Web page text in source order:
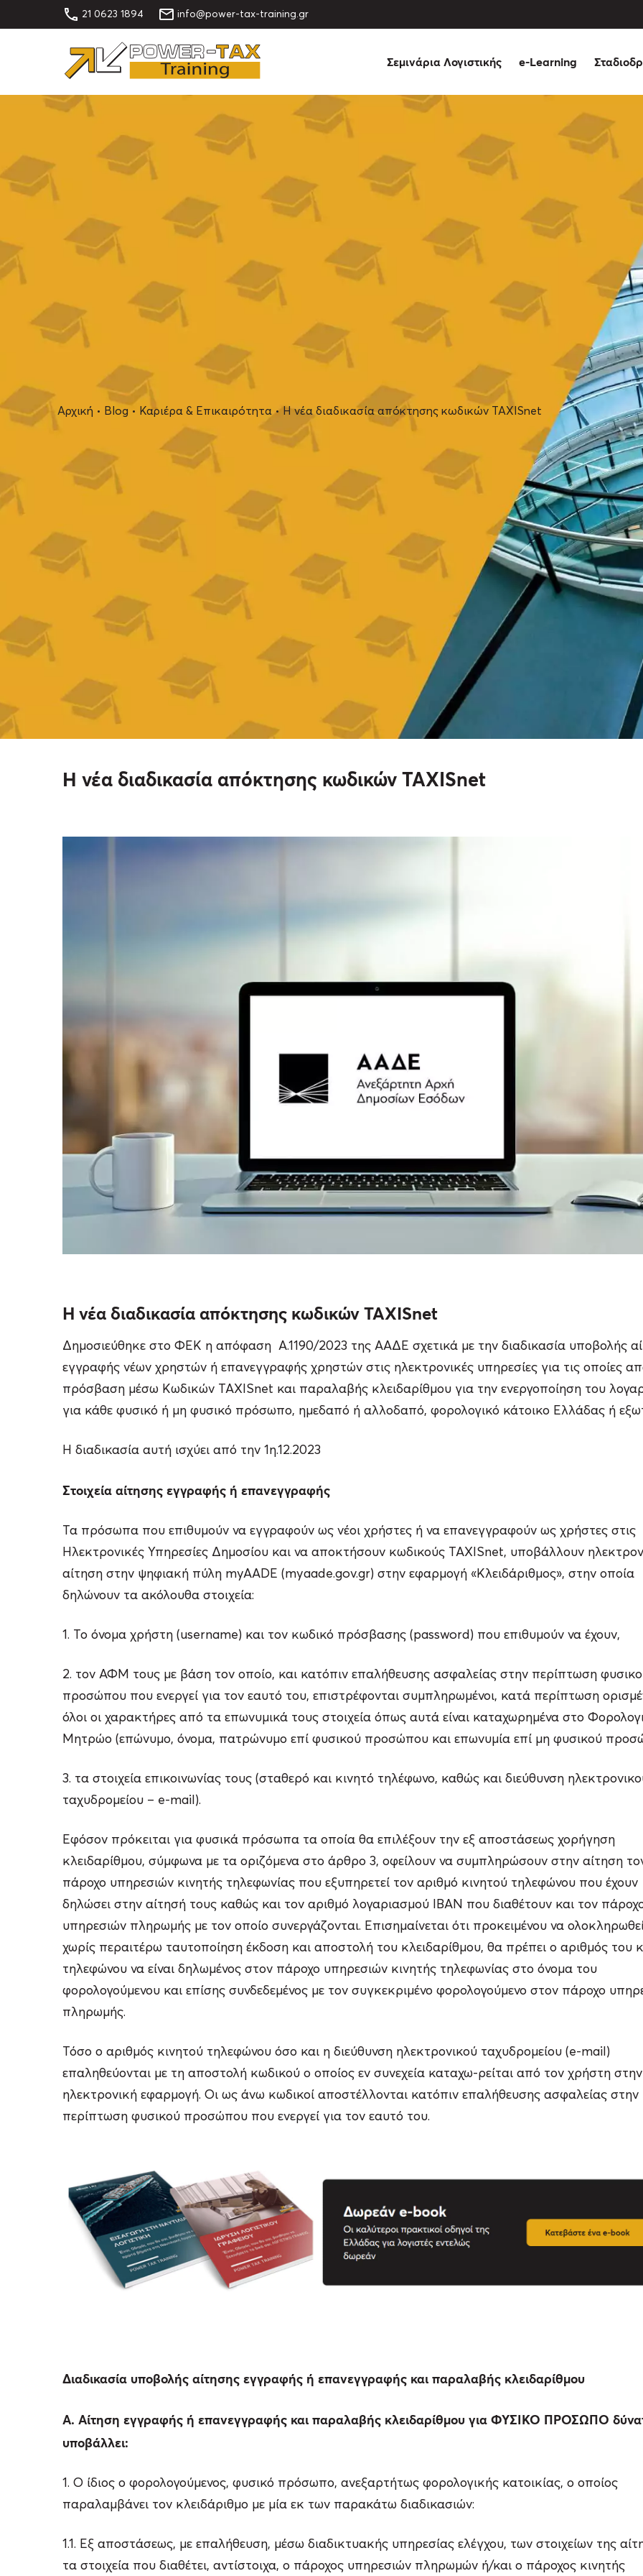
21 0623 1894 info@power-tax-training.gr
Σεμινάρια Λογιστικής e-Learning
Αρχική • Blog • Καριέρα & Επικαιρότητα • Η νέα διαδικασία απόκτησης κωδικών TAXISnet
Η νέα διαδικασία απόκτησης κωδικών TAXISnet
Η νέα διαδικασία απόκτησης κωδικών TAXISnet
Δημοσιεύθηκε στο ΦΕΚ η απόφαση Α.1190/2023 της ΑΑΔΕ σχετικά με την διαδικασία υποβολής
εγγραφής νέων χρηστών ή επανεγγραφής χρηστών στις ηλεκτρονικές υπηρεσίες για τις οποίες
πρόσβαση μέσω Κωδικών TAXISnet και παραλαβής κλειδαρίθμου για την ενεργοποίηση του
για κάθε φυσικό ή μη φυσικό πρόσωπο, ημεδαπό ή αλλοδαπό, φορολογικό κάτοικο Ελλάδας ή
Η διαδικασία αυτή ισχύει από την 1η.12.2023
Στοιχεία αίτησης εγγραφής ή επανεγγραφής
Τα πρόσωπα που επιθυμούν να εγγραφούν ως νέοι χρήστες ή να επανεγγραφούν ως χρήστες στις
Ηλεκτρονικές Υπηρεσίες Δημοσίου και να αποκτήσουν κωδικούς TAXISnet, υποβάλλουν
αίτηση στην ψηφιακή πύλη myAADE (myaade.gov.gr) στην εφαρμογή «Κλειδάριθμος», στην οποία
δηλώνουν τα ακόλουθα στοιχεία:
1. Το όνομα χρήστη (username) και τον κωδικό πρόσβασης (password) που επιθυμούν να έχουν,
2. τον ΑΦΜ τους με βάση τον οποίο, και κατόπιν επαλήθευσης ασφαλείας στην περίπτωση
προσώπου που ενεργεί για τον εαυτό του, επιστρέφονται συμπληρωμένοι, κατά περίπτωση
όλοι οι χαρακτήρες από τα επωνυμικά τους στοιχεία όπως αυτά είναι καταχωρημένα στο
Μητρώο (επώνυμο, όνομα, πατρώνυμο επί φυσικού προσώπου και επωνυμία επί μη φυσικού
3. τα στοιχεία επικοινωνίας τους (σταθερό και κινητό τηλέφωνο, καθώς και διεύθυνση
ταχυδρομείου – e-mail).
Εφόσον πρόκειται για φυσικά πρόσωπα τα οποία θα επιλέξουν την εξ αποστάσεως χορήγηση
κλειδαρίθμου, σύμφωνα με τα οριζόμενα στο άρθρο 3, οφείλουν να συμπληρώσουν στην αίτηση
πάροχο υπηρεσιών κινητής τηλεφωνίας που εξυπηρετεί τον αριθμό κινητού τηλεφώνου που έχουν
δηλώσει στην αίτησή τους καθώς και τον αριθμό λογαριασμού ΙΒΑΝ που διαθέτουν και τον
υπηρεσιών πληρωμής με τον οποίο συνεργάζονται. Επισημαίνεται ότι προκειμένου να
χωρίς περαιτέρω ταυτοποίηση έκδοση και αποστολή του κλειδαρίθμου, θα πρέπει ο αριθμός του
τηλεφώνου να είναι δηλωμένος στον πάροχο υπηρεσιών κινητής τηλεφωνίας στο όνομα του
φορολογούμενου και επίσης συνδεδεμένος με τον συγκεκριμένο φορολογούμενο στον πάροχο
πληρωμής.
Τόσο ο αριθμός κινητού τηλεφώνου όσο και η διεύθυνση ηλεκτρονικού ταχυδρομείου (e-mail)
επαληθεύονται με τη αποστολή κωδικού ο οποίος εν συνεχεία καταχω-ρείται από τον χρήστη στην
ηλεκτρονική εφαρμογή. Οι ως άνω κωδικοί αποστέλλονται κατόπιν επαλήθευσης ασφαλείας στην
περίπτωση φυσικού προσώπου που ενεργεί για τον εαυτό του.
Διαδικασία υποβολής αίτησης εγγραφής ή επανεγγραφής και παραλαβής κλειδαρίθμου
A. Αίτηση εγγραφής ή επανεγγραφής και παραλαβής κλειδαρίθμου για ΦΥΣΙΚΟ ΠΡΟΣΩΠΟ
υποβάλλει:
1. Ο ίδιος ο φορολογούμενος, φυσικό πρόσωπο, ανεξαρτήτως φορολογικής κατοικίας, ο οποίος
παραλαμβάνει τον κλειδάριθμο με μία εκ των παρακάτω διαδικασιών:
1.1. Εξ αποστάσεως, με επαλήθευση, μέσω διαδικτυακής υπηρεσίας ελέγχου, των στοιχείων της
τα στοιχεία που διαθέτει, αντίστοιχα, ο πάροχος υπηρεσιών πληρωμών ή/και ο πάροχος κινητής